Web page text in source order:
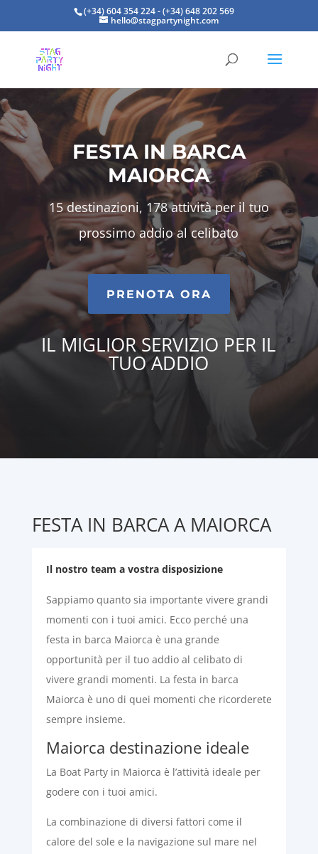
(+34) 604 354 224 - (+34) 648 202 569
hello@stagpartynight.com
FESTA IN BARCA
MAIORCA
15 destinazioni, 178 attività per il tuo
prossimo addio al celibato
PRENOTA ORA
IL MIGLIOR SERVIZIO PER IL
TUO ADDIO
FESTA IN BARCA A MAIORCA
Il nostro team a vostra disposizione
Sappiamo quanto sia importante vivere grandi
momenti con i tuoi amici. Ecco perché una
festa in barca Maiorca è una grande
opportunità per il tuo addio al celibato di
vivere grandi momenti. La festa in barca
Maiorca è uno di quei momenti che ricorderete
sempre insieme.
Maiorca destinazione ideale
La Boat Party in Maiorca è l’attività ideale per
godere con i tuoi amici.
La combinazione di diversi fattori come il
calore del sole e la navigazione sul mare nel